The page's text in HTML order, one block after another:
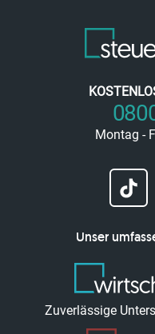
Montag -
Unser
Zuverlässige